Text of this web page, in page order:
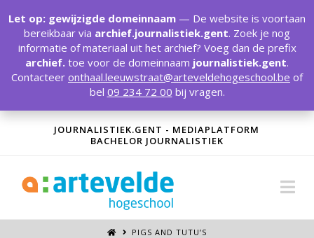
JOURNALISTIEK.GENT - MEDIAPLATFORM
BACHELOR JOURNALISTIEK
PIGS AND TUTU’S
Let op: gewijzigde domeinnaam — De website is voortaan
bereikbaar via archief.journalistiek.gent. Zoek je nog
informatie of materiaal uit het archief? Voeg dan de prefix
archief. toe voor de domeinnaam journalistiek.gent.
Contacteer onthaal.leeuwstraat@arteveldehogeschool.be of
bel 09 234 72 00 bij vragen.